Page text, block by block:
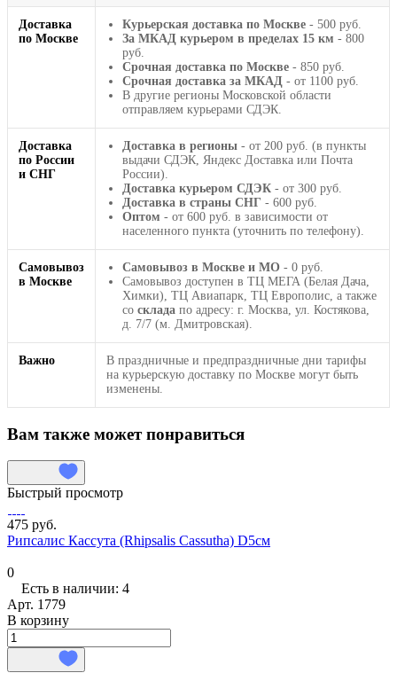
Доставка
по Москве
Курьерская доставка по Москве - 500 руб.
За МКАД курьером в пределах 15 км - 800
руб.
Срочная доставка по Москве - 850 руб.
Срочная доставка за МКАД - от 1100 руб.
В другие регионы Московской области
отправляем курьерами СДЭК.
Доставка
по России
и СНГ
Доставка в регионы - от 200 руб. (в пункты
выдачи СДЭК, Яндекс Доставка или Почта
России).
Доставка курьером СДЭК - от 300 руб.
Доставка в страны СНГ - 600 руб.
Оптом - от 600 руб. в зависимости от
населенного пункта (уточнить по телефону).
Самовывоз
в Москве
Самовывоз в Москве и МО - 0 руб.
Самовывоз доступен в ТЦ МЕГА (Белая Дача,
Химки), ТЦ Авиапарк, ТЦ Европолис, а также
со склада по адресу: г. Москва, ул. Костякова,
д. 7/7 (м. Дмитровская).
Важно
В праздничные и предпраздничные дни тарифы
на курьерскую доставку по Москве могут быть
изменены.
Вам также может понравиться
Быстрый просмотр
475 руб.
Рипсалис Кассута (Rhipsalis Cassutha) D5см
0
Есть в наличии: 4
Арт. 1779
В корзину